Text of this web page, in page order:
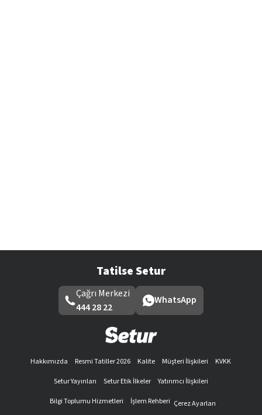
Tatilse Setur
Çağrı Merkezi
444 28 22
WhatsApp
Hakkımızda Resmi Tatiller 2026 Kalite Müşteri İlişkileri
KVKK
Setur Yayınları
Setur Etik İlkeler
Yatırımcı İlişkileri
Bilgi Toplumu Hizmetleri
İşlem Rehberi Çerez Ayarları